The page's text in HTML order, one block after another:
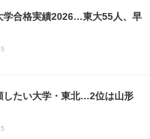
学合格実績2026…東大55人、早
したい大学・東北…2位は山形